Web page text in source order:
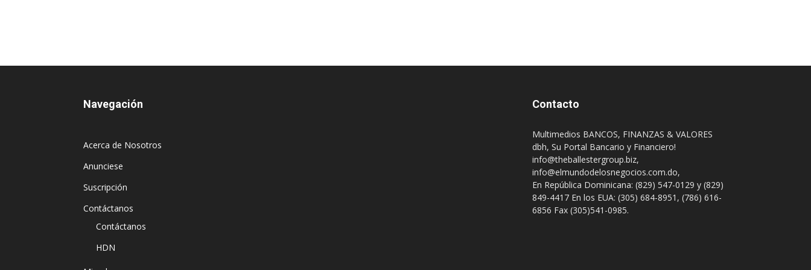
Navegación
Acerca de Nosotros
Anunciese
Suscripción
Contáctanos
Contáctanos
HDN
Contacto
Multimedios BANCOS, FINANZAS & VALORES
dbh, Su Portal Bancario y Financiero!
info@theballestergroup.biz,
info@elmundodelosnegocios.com.do,
En República Dominicana: (829) 547-0129 y (829)
849-4417 En los EUA: (305) 684-8951, (786) 616-
6856 Fax (305)541-0985.